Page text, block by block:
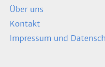
Über uns
Kontakt
Impressum und